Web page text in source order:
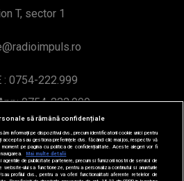
T, sector 1
: 0754-222.999
0754-222.999
să rămână confidențiale
informații pe dispozitivul dvs., precum identificatorii cookie unici pentru
accepta sau gestiona preferințele dvs. făcând clic mai jos, respectiv vă
moment pe pagina cu politica de confidențialitate. Aceste alegeri vor fi
Mai multe detalii
de publicitate partenere, precum si furnizorii nostri de servicii de
ului sa functioneze, pentru a personaliza continutul si anunturile
profilul dvs., pentru a va oferi functionalitati aferente retelelor de